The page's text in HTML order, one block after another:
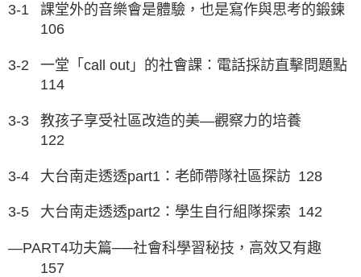
3-1
課堂外的音樂會是體驗，也是寫作與思考的鍛鍊
106
3-2
一堂「call out」的社會課：電話採訪直擊問題點
114
3-3
教孩子享受社區改造的美—觀察力的培養
122
3-4 大台南走透透part1：老師帶隊社區探訪 128
3-5 大台南走透透part2：學生自行組隊探索 142
—PART4功夫篇──社會科學習秘技，高效又有趣
157